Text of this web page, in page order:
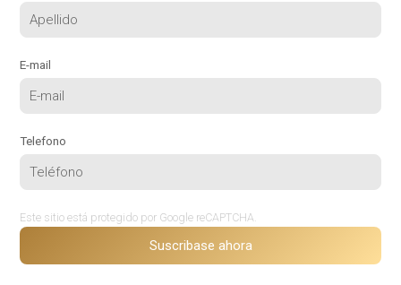
E-mail
Telefono
Este sitio está protegido por Google reCAPTCHA.
Suscribase ahora